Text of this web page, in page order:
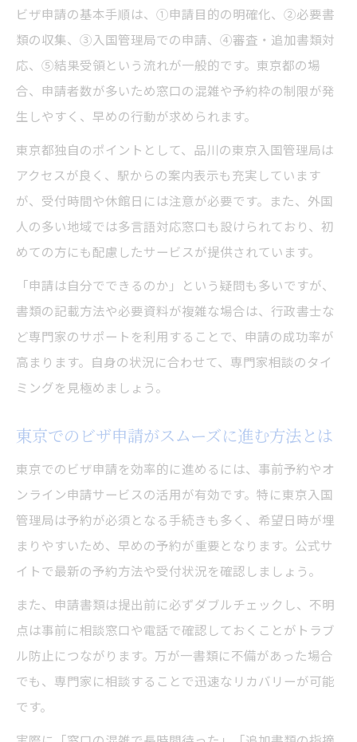
ビザ申請の基本手順は、①申請目的の明確化、②必要書
類の収集、③入国管理局での申請、④審査・追加書類対
応、⑤結果受領という流れが一般的です。東京都の場
合、申請者数が多いため窓口の混雑や予約枠の制限が発
生しやすく、早めの行動が求められます。
東京都独自のポイントとして、品川の東京入国管理局は
アクセスが良く、駅からの案内表示も充実しています
が、受付時間や休館日には注意が必要です。また、外国
人の多い地域では多言語対応窓口も設けられており、初
めての方にも配慮したサービスが提供されています。
「申請は自分でできるのか」という疑問も多いですが、
書類の記載方法や必要資料が複雑な場合は、行政書士な
ど専門家のサポートを利用することで、申請の成功率が
高まります。自身の状況に合わせて、専門家相談のタイ
ミングを見極めましょう。
東京でのビザ申請がスムーズに進む方法とは
東京でのビザ申請を効率的に進めるには、事前予約やオ
ンライン申請サービスの活用が有効です。特に東京入国
管理局は予約が必須となる手続きも多く、希望日時が埋
まりやすいため、早めの予約が重要となります。公式サ
イトで最新の予約方法や受付状況を確認しましょう。
また、申請書類は提出前に必ずダブルチェックし、不明
点は事前に相談窓口や電話で確認しておくことがトラブ
ル防止につながります。万が一書類に不備があった場合
でも、専門家に相談することで迅速なリカバリーが可能
です。